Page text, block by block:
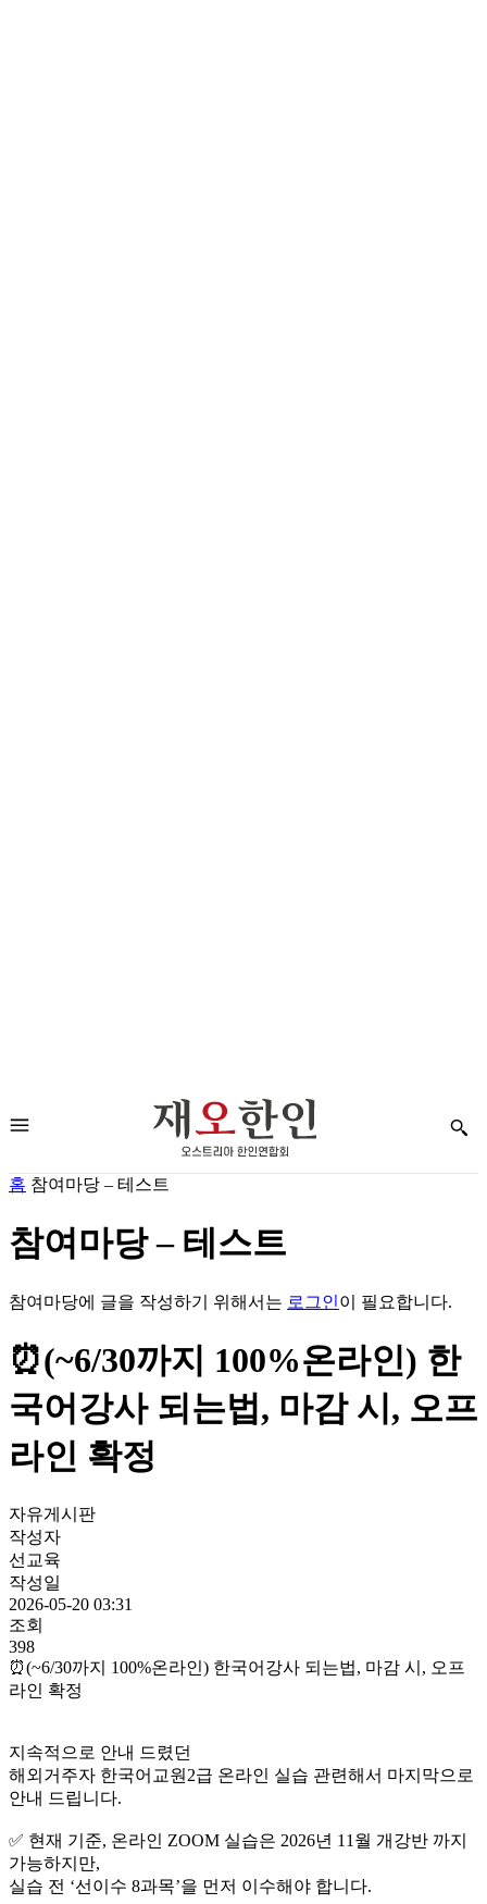
홈 참여마당 – 테스트
참여마당 – 테스트
참여마당에 글을 작성하기 위해서는 로그인이 필요합니다.
⏰(~6/30까지 100%온라인) 한
국어강사 되는법, 마감 시, 오프
라인 확정
자유게시판
작성자
선교육
작성일
2026-05-20 03:31
조회
398
⏰(~6/30까지 100%온라인) 한국어강사 되는법, 마감 시, 오프
라인 확정
지속적으로 안내 드렸던
해외거주자 한국어교원2급 온라인 실습 관련해서 마지막으로
안내 드립니다.
✅ 현재 기준, 온라인 ZOOM 실습은 2026년 11월 개강반 까지
가능하지만,
실습 전 ‘선이수 8과목’을 먼저 이수해야 합니다.